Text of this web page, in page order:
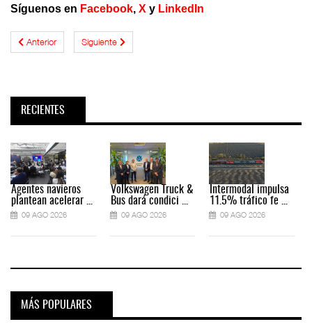
Síguenos en Facebook, X y LinkedIn
Anterior Siguiente
RECIENTES
Agentes navieros
plantean acelerar ...
09 AGO 2026
Volkswagen Truck &
Bus dará condici ...
09 AGO 2026
Intermodal impulsa
11.5% tráfico fe ...
09 AGO 2026
MÁS POPULARES